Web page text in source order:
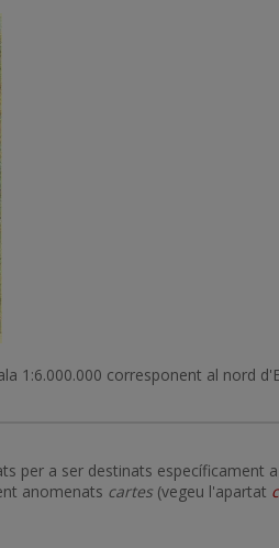
1:6.000.000 corresponent al nord
per a ser destinats
anomenats cartes (vegeu l'apartat